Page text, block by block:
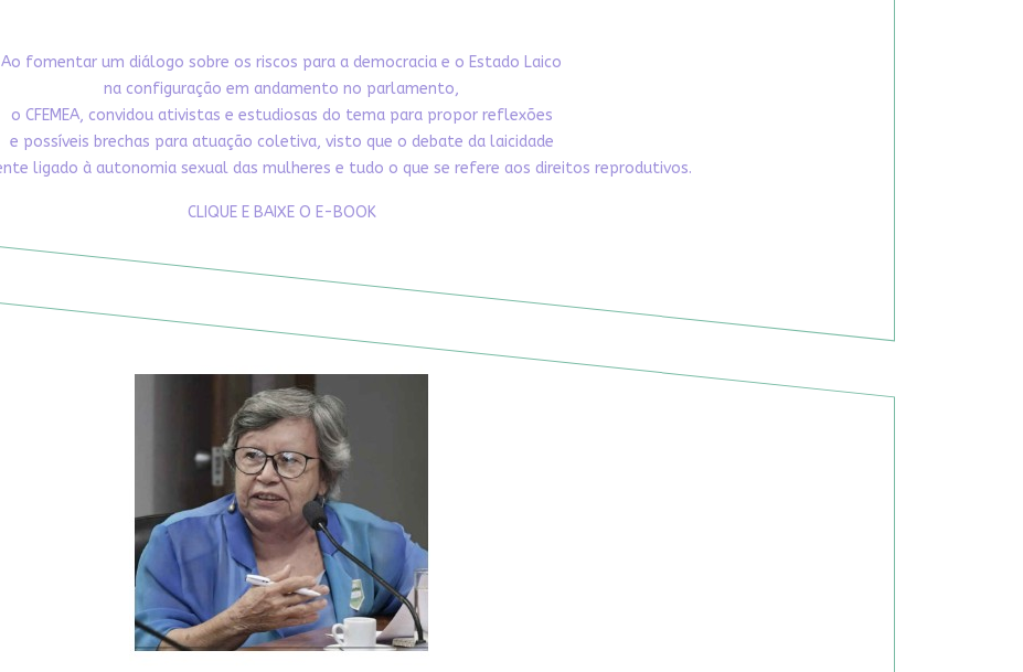
Ao fomentar um diálogo sobre os riscos para a democracia e o Estado Laico
na configuração em andamento no parlamento,
o CFEMEA, convidou ativistas e estudiosas do tema para propor reflexões
e possíveis brechas para atuação coletiva, visto que o debate da laicidade
ligado à autonomia sexual das mulheres e tudo o que se refere aos direitos reprodutivos.
CLIQUE E BAIXE O E-BOOK